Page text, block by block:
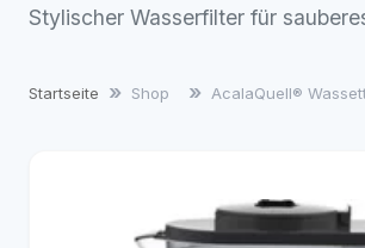
Stylischer Wasserfilter für
Startseite Shop AcalaQuell®